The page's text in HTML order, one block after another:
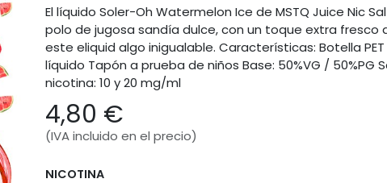
El líquido Soler-Oh Watermelon Ice de MSTQ Juice Nic
polo de jugosa sandía dulce, con un toque extra fresco
este eliquid algo inigualable. Características: Botella PET
líquido Tapón a prueba de niños Base: 50%VG / 50%PG
nicotina: 10 y 20 mg/ml
4,80 €
(IVA incluido en el precio)
NICOTINA